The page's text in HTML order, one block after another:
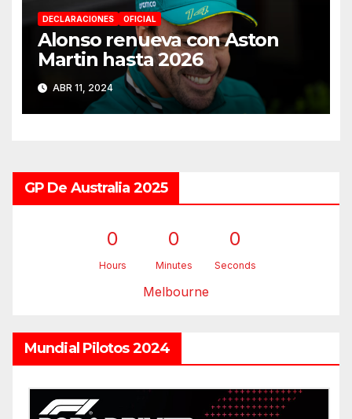
DECLARACIONES OFICIAL
Alonso renueva con Aston
Martin hasta 2026
ABR 11, 2024
GP De Australia 2025
0
Hours
0
Minutes
0
Seconds
Melbourne
Mundial Pilotos 2024